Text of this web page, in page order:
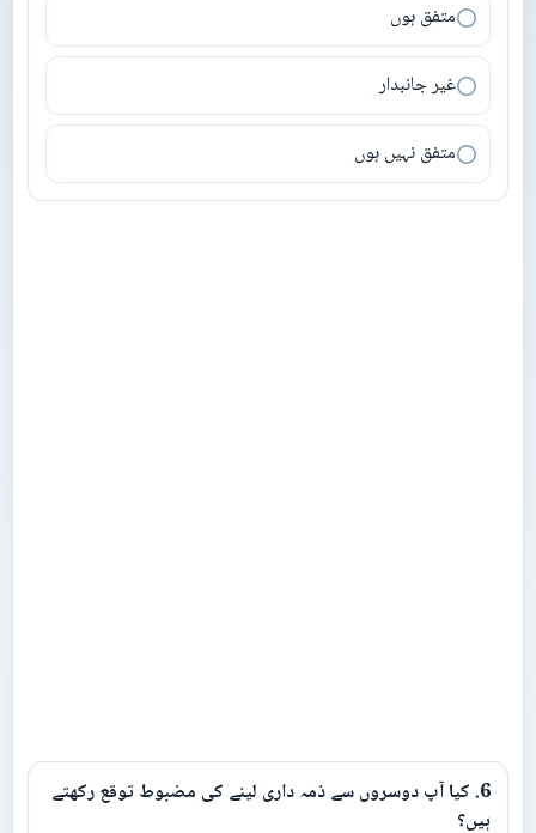
متفق ہوں
غیر جانبدار
متفق نہیں ہوں
6
.کیا آپ دوسروں سے ذمہ داری لینے کی مضبوط توقع رکھتے ہیں؟ 6
.کیا آپ دوسروں سے ذمہ داری لینے کی مضبوط توقع رکھتے
ہیں؟